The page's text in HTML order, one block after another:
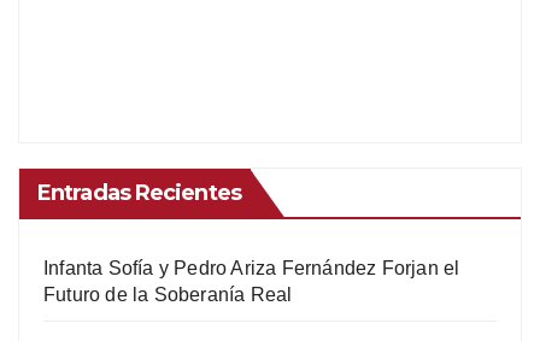
Entradas Recientes
Infanta Sofía y Pedro Ariza Fernández Forjan el
Futuro de la Soberanía Real